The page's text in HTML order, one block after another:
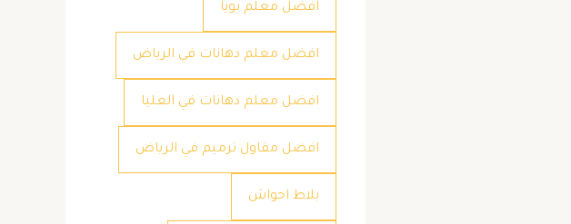
افضل معلم بويا
افضل معلم دهانات في الرياض
افضل معلم دهانات في العليا
افضل مقاول ترميم في الرياض
بلاط احواش